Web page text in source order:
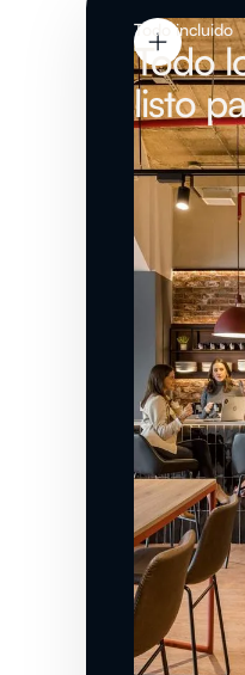
Todo incluido
Todo
listo